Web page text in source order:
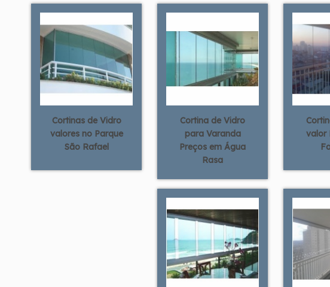
Cortinas de Vidro
valores no Parque
São Rafael
Cortina de Vidro
para Varanda
Preços em Água
Rasa
valor